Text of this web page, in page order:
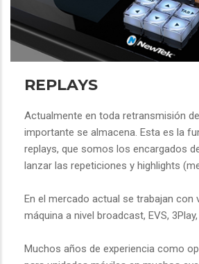
REPLAYS
Actualmente en toda retransmisión
importante se almacena. Esta es la
replays, que somos los encargados
lanzar las repeticiones y highlights
En el mercado actual se trabajan con
máquina a nivel broadcast, EVS,
Muchos años de experiencia como